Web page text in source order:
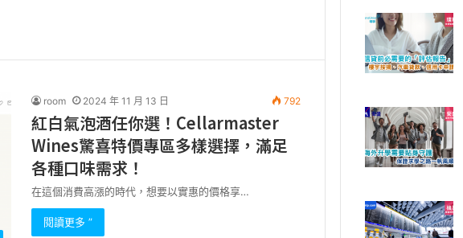
room 2024 年 11 月 13 日 792
紅白氣泡酒任你選！Cellarmaster
Wines驚喜特價專區多樣選擇，滿足
各種口味需求！
在這個消費高漲的時代，想要以實惠的價格享…
閱讀更多 ”